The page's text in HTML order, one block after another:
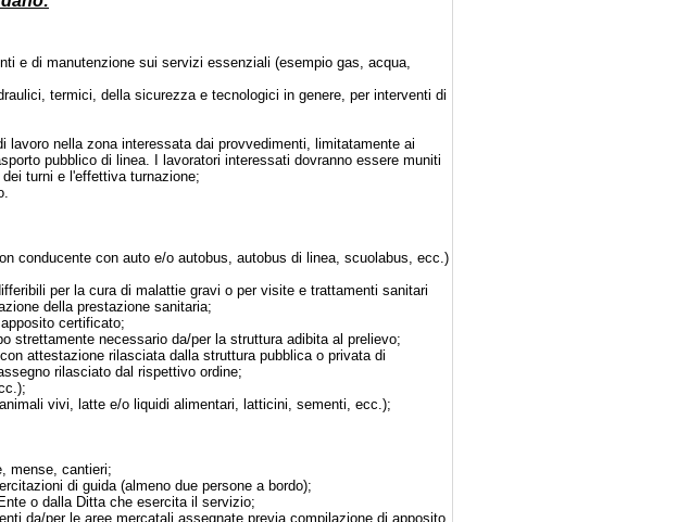
e di manutenzione sui servizi essenziali (esempio gas, acqua,
termici, della sicurezza e tecnologici in genere, per interventi di
nella zona interessata dai provvedimenti, limitatamente ai
pubblico di linea. I lavoratori interessati dovranno essere muniti
turni e l'effettiva turnazione;
conducente con auto e/o autobus, autobus di linea, scuolabus, ecc.)
per la cura di malattie gravi o per visite e trattamenti sanitari
della prestazione sanitaria;
certificato;
strettamente necessario da/per la struttura adibita al prelievo;
attestazione rilasciata dalla struttura pubblica o privata di
rilasciato dal rispettivo ordine;
vivi, latte e/o liquidi alimentari, latticini, sementi, ecc.);
mense, cantieri;
di guida (almeno due persone a bordo);
o dalla Ditta che esercita il servizio;
da/per le aree mercatali assegnate previa compilazione di apposito